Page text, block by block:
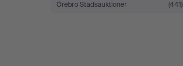
Örebro Stadsauktioner
(441)